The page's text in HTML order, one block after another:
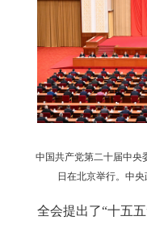
中国共产党第二十届中央
日在北京举行。中
全会提出了“十五